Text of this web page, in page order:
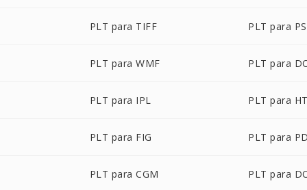
PLT para TIFF PLT para PS
PLT para WMF PLT para
PLT para IPL PLT para
PLT para FIG PLT para
PLT para CGM PLT para